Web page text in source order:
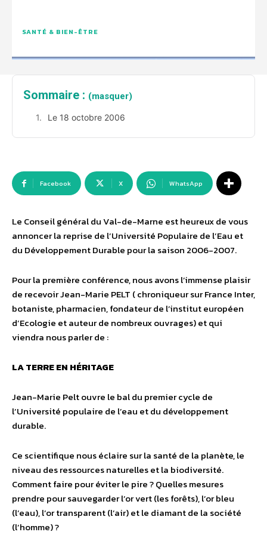
SANTÉ & BIEN-ÊTRE
Sommaire : (masquer)
Le 18 octobre 2006
Facebook X WhatsApp
Le Conseil général du Val-de-Marne est heureux de vous
annoncer la reprise de l’Université Populaire de l’Eau et
du Développement Durable pour la saison 2006-2007.
Pour la première conférence, nous avons l’immense plaisir
de recevoir Jean-Marie PELT ( chroniqueur sur France Inter,
botaniste, pharmacien, fondateur de l’institut européen
d’Ecologie et auteur de nombreux ouvrages) et qui
viendra nous parler de :
LA TERRE EN HÉRITAGE
Jean-Marie Pelt ouvre le bal du premier cycle de
l’Université populaire de l’eau et du développement
durable.
Ce scientifique nous éclaire sur la santé de la planète, le
niveau des ressources naturelles et la biodiversité.
Comment faire pour éviter le pire ? Quelles mesures
prendre pour sauvegarder l’or vert (les forêts), l’or bleu
(l’eau), l’or transparent (l’air) et le diamant de la société
(l’homme) ?